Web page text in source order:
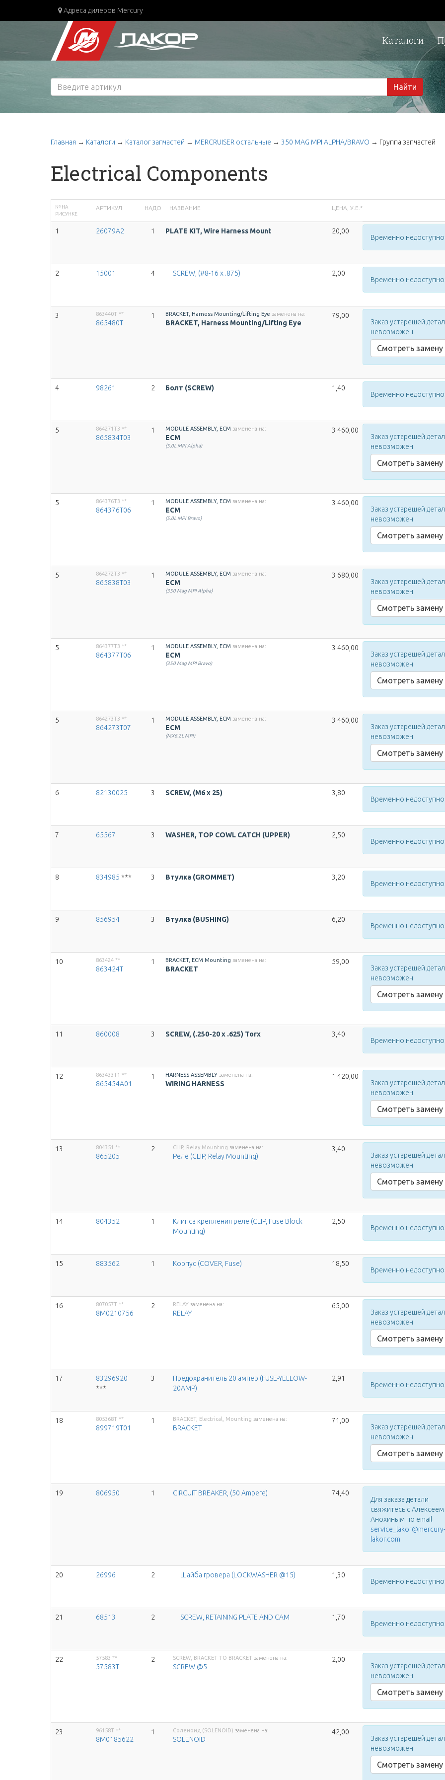
Адреса дилеров Mercury
Каталоги
Найти 1
Главная → Каталоги → Каталог запчастей → MERCRUISER остальные → 350 MAG MPI ALPHA/BRAVO → Группа запчастей
Electrical Components
№ НА
РИСУНКЕ
АРТИКУЛ НАДО НАЗВАНИЕ ЦЕНА, У.Е.*
1 26079A2 1 PLATE KIT, Wire Harness Mount
20,00
Временно недоступно
2 15001 4 SCREW, (#8-16 x .875)
2,00
Временно недоступно
3 863440T **
865480T
1 BRACKET, Harness Mounting/Lifting Eye заменена на:
BRACKET, Harness Mounting/Lifting Eye
79,00
Заказ устарешей
невозможен
Смотреть замену
4 98261 2 Болт (SCREW)
1,40
Временно недоступно
5 864271T3 **
865834T03
1 MODULE ASSEMBLY, ECM заменена на:
ECM
(5.0L MPI Alpha)
3 460,00
Заказ устарешей
невозможен
Смотреть замену
5 864376T3 **
864376T06
1 MODULE ASSEMBLY, ECM заменена на:
ECM
(5.0L MPI Bravo)
3 460,00
Заказ устарешей
невозможен
Смотреть замену
5 864272T3 **
865838T03
1 MODULE ASSEMBLY, ECM заменена на:
ECM
(350 Mag MPI Alpha)
3 680,00
Заказ устарешей
невозможен
Смотреть замену
5 864377T3 **
864377T06
1 MODULE ASSEMBLY, ECM заменена на:
ECM
(350 Mag MPI Bravo)
3 460,00
Заказ устарешей
невозможен
Смотреть замену
5 864273T3 **
864273T07
1 MODULE ASSEMBLY, ECM заменена на:
ECM
(MX6.2L MPI)
3 460,00
Заказ устарешей
невозможен
Смотреть замену
6 82130025 3 SCREW, (M6 x 25)
3,80
Временно недоступно
7 65567 3 WASHER, TOP COWL CATCH (UPPER)
2,50
Временно недоступно
8 834985 *** 3 Втулка (GROMMET)
3,20
Временно недоступно
9 856954 3 Втулка (BUSHING)
6,20
Временно недоступно
10 863424 **
863424T
1 BRACKET, ECM Mounting заменена на:
BRACKET
59,00
Заказ устарешей
невозможен
Смотреть замену
11 860008 3 SCREW, (.250-20 x .625) Torx
3,40
Временно недоступно
12 863433T1 **
865454A01
1 HARNESS ASSEMBLY заменена на:
WIRING HARNESS
1 420,00
Заказ устарешей
невозможен
Смотреть замену
13 804351 **
865205
2 CLIP, Relay Mounting заменена на:
Реле (CLIP, Relay Mounting)
3,40
Заказ устарешей
невозможен
Смотреть замену
14 804352 1
Клипса крепления реле (CLIP, Fuse Block
Mounting)
2,50
Временно недоступно
15 883562 1 Корпус (COVER, Fuse)
18,50
Временно недоступно
16 807057T **
8M0210756
2 RELAY заменена на:
RELAY
65,00
Заказ устарешей
невозможен
Смотреть замену
17
83296920
***
3
Предохранитель 20 ампер (FUSE-YELLOW-
20AMP)
2,91
Временно недоступно
18 805368T **
899719T01
1 BRACKET, Electrical, Mounting заменена на:
BRACKET
71,00
Заказ устарешей
невозможен
Смотреть замену
19 806950 1 CIRCUIT BREAKER, (50 Ampere)
74,40
Для заказа детали
свяжитесь с Алексеем
Анохиным по email
service_lakor@mercury-
lakor.com
20 26996 2 Шайба гровера (LOCKWASHER @15)
1,30
Временно недоступно
21 68513 2 SCREW, RETAINING PLATE AND CAM
1,70
Временно недоступно
22 57583 **
57583T
2 SCREW, BRACKET TO BRACKET заменена на:
SCREW @5
2,00
Заказ устарешей
невозможен
Смотреть замену
23 96158T **
8M0185622
1 Соленоид (SOLENOID) заменена на:
SOLENOID
42,00
Заказ устарешей
невозможен
Смотреть замену